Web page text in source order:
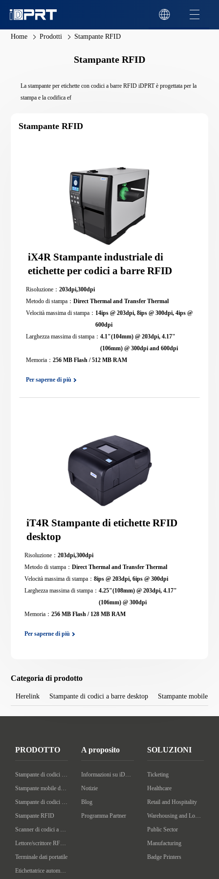
Home Prodotti Stampante RFID
Categoria di prodotto
Herelink Stampante di codici a barre desktop Stampante mobile di
Stampante RFID
La stampante per etichette con codici a barre RFID iDPRT è progettata per la
stampa e la codifica ef
Stampante RFID
iX4R Stampante industriale di
etichette per codici a barre RFID
Risoluzione：203dpi,300dpi
Metodo di stampa：Direct Thermal and Transfer Thermal
Velocità massima di stampa： 14ips @ 203dpi, 8ips @ 300dpi, 4ips @
600dpi
Larghezza massima di stampa：4.1"(104mm) @ 203dpi, 4.17"
(106mm) @ 300dpi and 600dpi
Memoria：256 MB Flash / 512 MB RAM
Per saperne di più
iT4R Stampante di etichette RFID
desktop
Risoluzione：203dpi,300dpi
Metodo di stampa：Direct Thermal and Transfer Thermal
Velocità massima di stampa：8ips @ 203dpi, 6ips @ 300dpi
Larghezza massima di stampa：4.25"(108mm) @ 203dpi, 4.17"
(106mm) @ 300dpi
Memoria：256 MB Flash / 128 MB RAM
Per saperne di più
PRODOTTO
Stampante di codici a barre desktop
Stampante mobile di codici a barre
Stampante di codici a barre industriale
Stampante RFID
Scanner di codici a barre portatile
Lettore/scrittore RFID portatile
Terminale dati portatile
Etichettatrice automatica
A proposito
Informazioni su iDPRT
Notizie
Blog
Programma Partner
SOLUZIONI
Ticketing
Healthcare
Retail and Hospitality
Warehousing and Logistics
Public Sector
Manufacturing
Badge Printers